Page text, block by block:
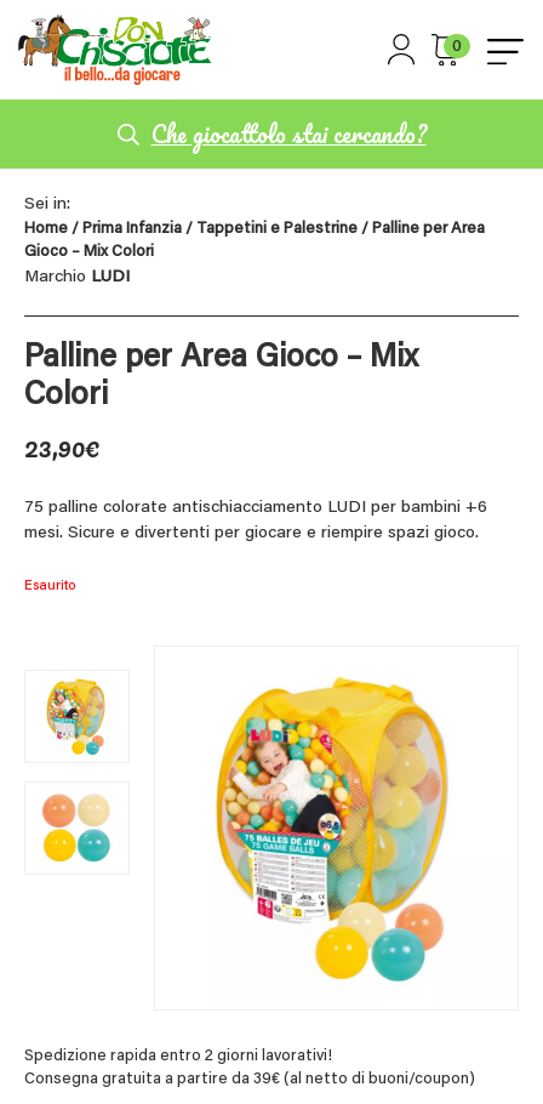
0
Che giocattolo stai cercando?
Sei in:
Home / Prima Infanzia / Tappetini e Palestrine / Palline per Area
Gioco – Mix Colori
Marchio LUDI
Palline per Area Gioco – Mix
Colori
23,90€
75 palline colorate antischiacciamento LUDI per bambini +6
mesi. Sicure e divertenti per giocare e riempire spazi gioco.
Esaurito
Spedizione rapida entro 2 giorni lavorativi!
Consegna gratuita a partire da 39€ (al netto di buoni/coupon)